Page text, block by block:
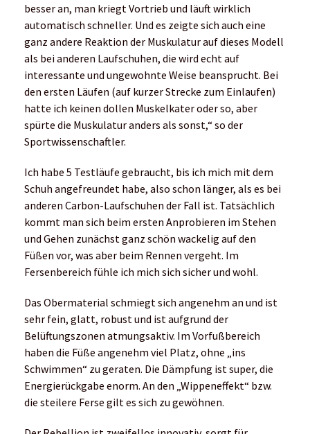
besser an, man kriegt Vortrieb und läuft wirklich
automatisch schneller. Und es zeigte sich auch eine
ganz andere Reaktion der Muskulatur auf dieses Modell
als bei anderen Laufschuhen, die wird echt auf
interessante und ungewohnte Weise beansprucht. Bei
den ersten Läufen (auf kurzer Strecke zum Einlaufen)
hatte ich keinen dollen Muskelkater oder so, aber
spürte die Muskulatur anders als sonst,“ so der
Sportwissenschaftler.
Ich habe 5 Testläufe gebraucht, bis ich mich mit dem
Schuh angefreundet habe, also schon länger, als es bei
anderen Carbon-Laufschuhen der Fall ist. Tatsächlich
kommt man sich beim ersten Anprobieren im Stehen
und Gehen zunächst ganz schön wackelig auf den
Füßen vor, was aber beim Rennen vergeht. Im
Fersenbereich fühle ich mich sich sicher und wohl.
Das Obermaterial schmiegt sich angenehm an und ist
sehr fein, glatt, robust und ist aufgrund der
Belüftungszonen atmungsaktiv. Im Vorfußbereich
haben die Füße angenehm viel Platz, ohne „ins
Schwimmen“ zu geraten. Die Dämpfung ist super, die
Energierückgabe enorm. An den „Wippeneffekt“ bzw.
die steilere Ferse gilt es sich zu gewöhnen.